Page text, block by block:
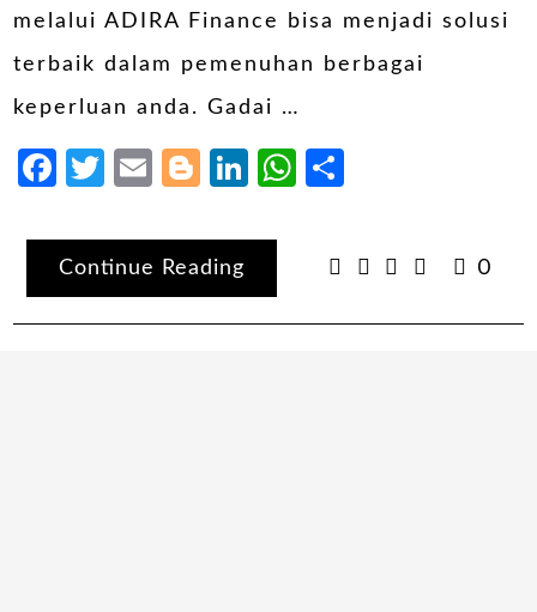
melalui ADIRA Finance bisa menjadi solusi
terbaik dalam pemenuhan berbagai
keperluan anda. Gadai …
Facebook
Twitter
EmailBlogger
LinkedIn
WhatsApp
Continue Reading 0